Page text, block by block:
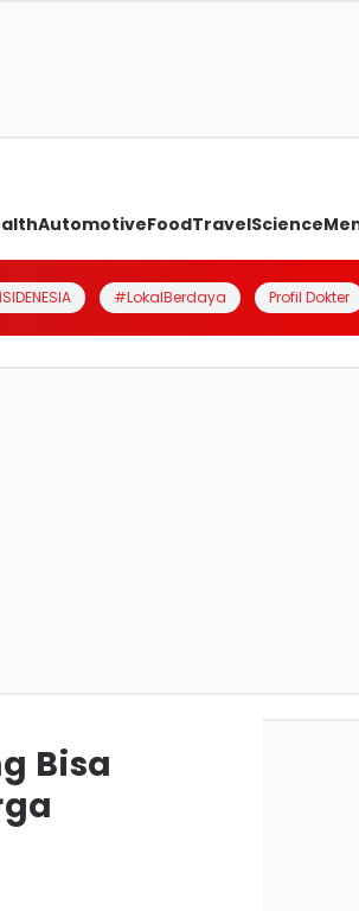
AutomotiveFoodTravelScience
#LokalBerdaya Profil Dokter
Bisa